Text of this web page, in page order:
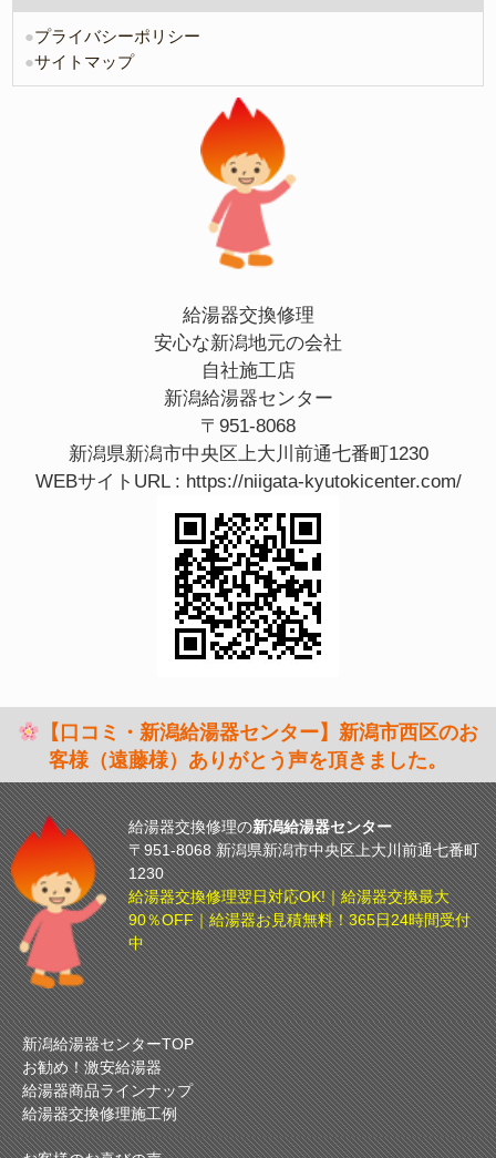
●プライバシーポリシー
●サイトマップ
給湯器交換修理
安心な新潟地元の会社
自社施工店
新潟給湯器センター
〒951-8068
新潟県新潟市中央区上大川前通七番町1230
WEBサイトURL : https://niigata-kyutokicenter.com/
【口コミ・新潟給湯器センター】新潟市西区のお
客様（遠藤様）ありがとう声を頂きました。
給湯器交換修理の新潟給湯器センター
〒951-8068 新潟県新潟市中央区上大川前通七番町
1230
給湯器交換修理翌日対応OK!｜給湯器交換最大
90％OFF｜給湯器お見積無料！365日24時間受付
中
新潟給湯器センターTOP
お勧め！激安給湯器
給湯器商品ラインナップ
給湯器交換修理施工例